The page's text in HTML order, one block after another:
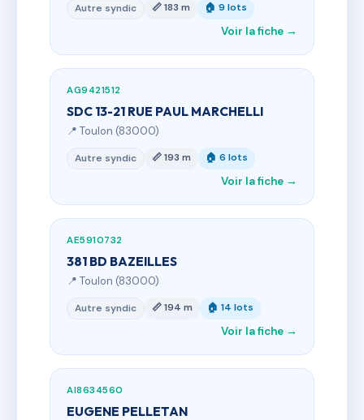
Autre syndic 📏 183 m 🏠 9 lots
Voir la fiche →
AG9421512
SDC 13-21 RUE PAUL MARCHELLI
📍 Toulon (83000)
Autre syndic 📏 193 m 🏠 6 lots
Voir la fiche →
AE5910732
381 BD BAZEILLES
📍 Toulon (83000)
Autre syndic 📏 194 m 🏠 14 lots
Voir la fiche →
AI8634560
EUGENE PELLETAN